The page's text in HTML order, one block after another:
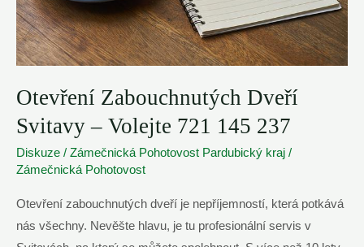
Otevření Zabouchnutých Dveří
Svitavy – Volejte 721 145 237
Diskuze / Zámečnická Pohotovost Pardubický kraj /
Zámečnická Pohotovost
Otevření zabouchnutých dveří je nepříjemností, která potkává
nás všechny. Nevěšte hlavu, je tu profesionální servis v